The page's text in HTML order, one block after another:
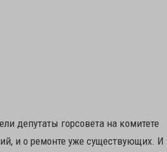
депутаты горсовета на комитете
и о ремонте уже существующих. И